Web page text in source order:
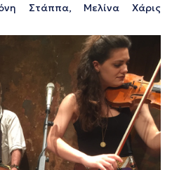
Στάππα, Μελίνα Χάρις